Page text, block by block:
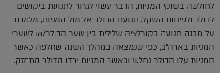
לחולשה בשוקי המניות, הדבר עשוי לגרור לתנועת ביקושים
לדולר ולפיחות השקל. תנועת הדולר אל מול המניות, מלמדת
על מבנה תנועה בקורלציה שלילית בין שער הדולר/₪ לשערי
המניות בארה"ב, כפי שנמצאה במהלך השנה שחלפה כאשר
המניות עלו הדולר נחלש וכאשר המניות ירדו הדולר התחזק.